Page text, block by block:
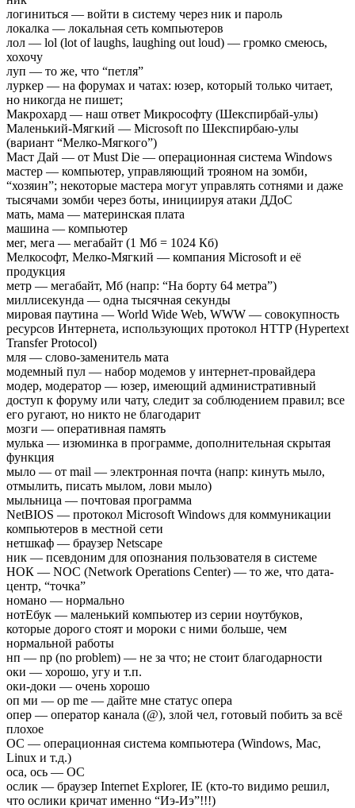
логиниться — войти в систему через ник и пароль
локалка — локальная сеть компьютеров
лол — lol (lot of laughs, laughing out lоud) — громко смеюсь,
хохочу
луп — то же, что “петля”
луркер — на форумах и чатах: юзер, который только читает,
но никогда не пишет;
Макрохард — наш ответ Микрософту (Шекспирбай-улы)
Маленький-Мягкий — Microsoft по Шекспирбаю-улы
(вариант “Мелко-Мягкого”)
Маст Дай — от Must Die — операционная система Windows
мастер — компьютер, управляющий трояном на зомби,
“хозяин”; некоторые мастера могут управлять сотнями и даже
тысячами зомби через боты, инициируя атаки ДДоС
мать, мама — материнская плата
машина — компьютер
мег, мега — мегабайт (1 Мб = 1024 Кб)
Мелкософт, Мелко-Мягкий — компания Microsoft и её
продукция
метр — мегабайт, Мб (напр: “На борту 64 метра”)
миллисекунда — одна тысячная секунды
мировая паутина — World Wide Web, WWW — совокупность
ресурсов Интернета, использующих протокол HTTP (Hypertext
Transfer Protocol)
мля — слово-заменитель мата
модемный пул — набор модемов у интернет-провайдера
модер, модератор — юзер, имеющий административный
доступ к форуму или чату, следит за соблюдением правил; все
его ругают, но никто не благодарит
мозги — оперативная память
мулька — изюминка в программе, дополнительная скрытая
функция
мыло — от mail — электронная почта (напр: кинуть мыло,
отмылить, писать мылом, лови мыло)
мыльница — почтовая программа
NetBIOS — протокол Microsoft Windows для коммуникации
компьютеров в местной сети
нетшкаф — браузер Netscape
ник — псевдоним для опознания пользователя в системе
НОК — NOC (Network Operations Center) — то же, что дата-
центр, “точка”
номано — нормально
нотЕбук — маленький компьютер из серии ноутбуков,
которые дорого стоят и мороки с ними больше, чем
нормальной работы
нп — np (no problem) — не за что; не стоит благодарности
оки — хорошо, угу и т.п.
оки-доки — очень хорошо
оп ми — op me — дайте мне статус опера
опер — оператор канала (@), злой чел, готовый побить за всё
плохое
ОС — операционная система компьютера (Windows, Mac,
Linux и т.д.)
оса, ось — ОС
oслик — браузер Internet Explorer, IE (кто-то видимо решил,
что ослики кричат именно “Иэ-Иэ”!!!)